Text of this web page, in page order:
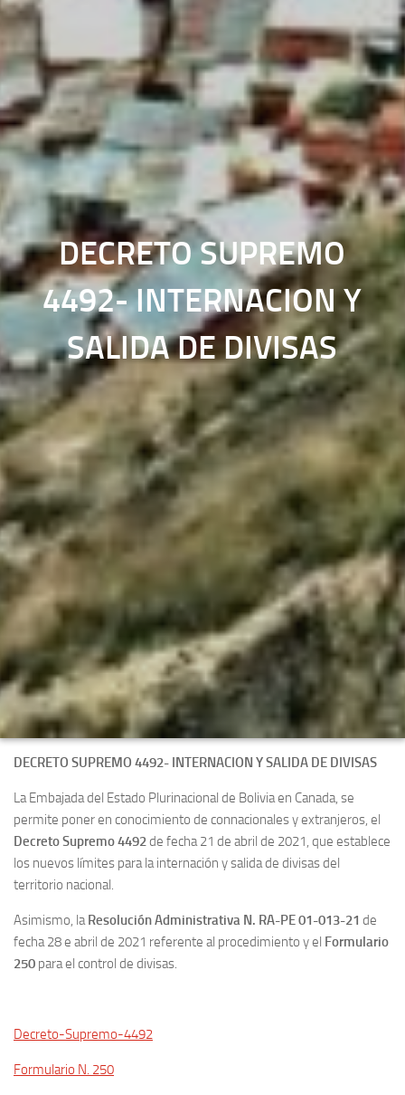
DECRETO SUPREMO
4492- INTERNACION Y
SALIDA DE DIVISAS
DECRETO SUPREMO 4492- INTERNACION Y SALIDA DE DIVISAS
La Embajada del Estado Plurinacional de Bolivia en Canada, se
permite poner en conocimiento de connacionales y extranjeros, el
Decreto Supremo 4492de fecha 21 de abril de 2021, que establece
los nuevos límites para la internación y salida de divisas del
territorio nacional.
Asimismo, laResolución Administrativa N. RA-PE 01-013-21 de
fecha 28 e abril de 2021 referente al procedimiento y el Formulario
250 para el control de divisas.
Decreto-Supremo-4492
Formulario N. 250